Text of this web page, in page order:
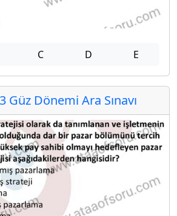
C D E
Güz Dönemi Ara Sınavı